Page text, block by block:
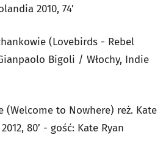
2010, 74’
(Lovebirds - Rebel
Bigoli / Włochy, Indie
(Welcome to Nowhere) reż. Kate
80’ - gość: Kate Ryan